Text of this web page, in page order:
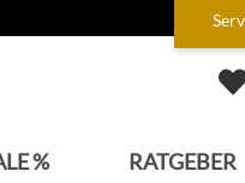
% RATGEBER